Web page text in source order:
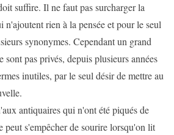
suffire. Il ne faut pas surcharger la
n'ajoutent rien à la pensée et pour le seul
synonymes. Cependant un grand
sont pas privés, depuis plusieurs années
inutiles, par le seul désir de mettre au
antiquaires qui n'ont été piqués de
peut s'empêcher de sourire lorsqu'on lit